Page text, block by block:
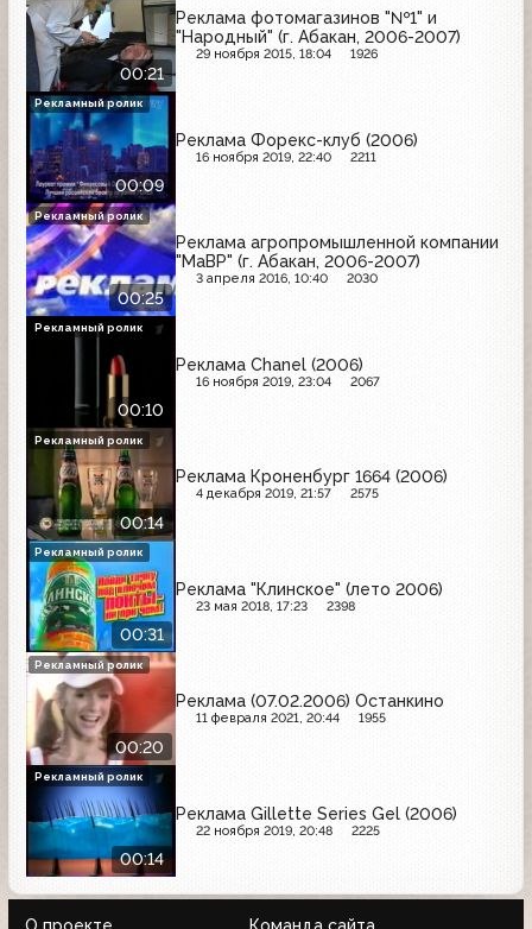
00:21
Реклама фотомагазинов "№1" и
"Народный" (г. Абакан, 2006-2007)
29 ноября 2015, 18:04 1926
00:09
Реклама Форекс-клуб (2006)
16 ноября 2019, 22:40 2211
Рекламный ролик
00:25
Реклама агропромышленной компании
"МаВР" (г. Абакан, 2006-2007)
3 апреля 2016, 10:40 2030
Рекламный ролик
00:10
Реклама Chanel (2006)
16 ноября 2019, 23:04 2067
Рекламный ролик
00:14
Реклама Кроненбург 1664 (2006)
4 декабря 2019, 21:57 2575
Рекламный ролик
00:31
Реклама "Клинское" (лето 2006)
23 мая 2018, 17:23 2398
Рекламный ролик
00:20
Реклама (07.02.2006) Останкино
11 февраля 2021, 20:44 1955
Рекламный ролик
00:14
Реклама Gillette Series Gel (2006)
22 ноября 2019, 20:48 2225
Рекламный ролик